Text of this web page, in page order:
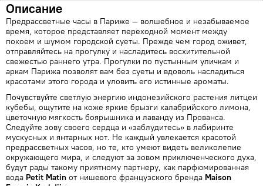
Описание
Предрассветные часы в Париже — волшебное и незабываемое
время, которое представляет переходной момент между
покоем и шумом городской суеты. Прежде чем город оживет,
отправляйтесь на прогулку и насладитесь восхитительной
свежестью раннего утра. Прогулки по пустынным уличкам и
аркам Парижа позволят вам без суеты и вдоволь насладиться
красотами этого города и уловить его истинные ароматы.
Почувствуйте светлую энергию индонезийского растения литцеи
кубебы, ощутите на коже яркие брызги калабрийского лимона,
цветочную мягкость боярышника и лаванду из Прованса.
Следуйте зову своего сердца и «заблудитесь» в лабиринте
мускусных и янтарных нот. Не каждый увлекается красотой
предрассветных часов, но те, кто умеют видеть великолепие
окружающего мира, и следуют за зовом приключенческого духа,
будут рады такому приятному партнеру, как парфюмированная
вода Petit Matin от нишевого французского бренда Maison